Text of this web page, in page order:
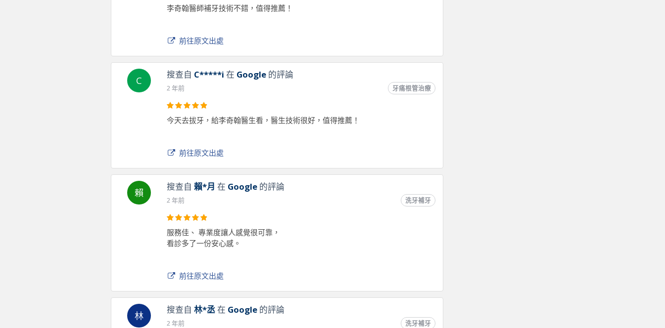
李奇翰醫師補牙技術不錯，值得推薦！
前往原文出處
C
搜查自 C*****i 在 Google的評論
2 年前 牙痛根管治療
今天去拔牙，給李奇翰醫生看，醫生技術很好，值得推薦！
前往原文出處
賴
搜查自 賴*月 在 Google的評論
2 年前 洗牙補牙
服務佳、 專業度讓人感覺很可靠，
看診多了一份安心感。
前往原文出處
林
搜查自 林*丞在 Google的評論
2 年前 洗牙補牙